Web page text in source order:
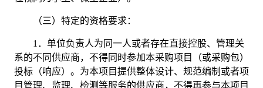
（三）特定的资格要求：
1． 单位负责人为同一人或者存在直接控股、管理关
系的不同供应商，不得同时参加本采购项目（或采购包）
投标（响应）。为本项目提供整体设计、规范编制或者项
目管理、监理、检测等服务的供应商，不得再参与本项目